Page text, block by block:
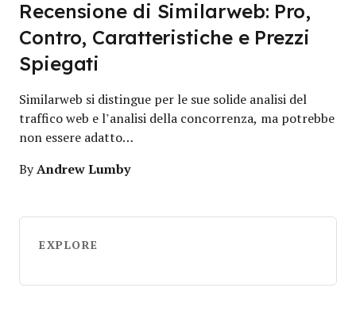
Recensione di Similarweb: Pro,
Contro, Caratteristiche e Prezzi
Spiegati
Similarweb si distingue per le sue solide analisi del
traffico web e l’analisi della concorrenza, ma potrebbe
non essere adatto…
ByAndrew Lumby
EXPLORE